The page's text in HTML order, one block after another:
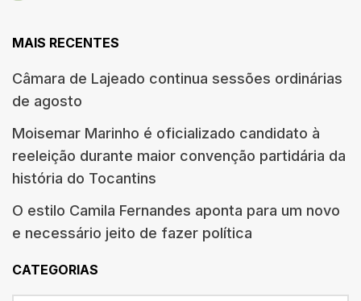
MAIS RECENTES
Câmara de Lajeado continua sessões ordinárias
de agosto
Moisemar Marinho é oficializado candidato à
reeleição durante maior convenção partidária da
história do Tocantins
O estilo Camila Fernandes aponta para um novo
e necessário jeito de fazer política
CATEGORIAS